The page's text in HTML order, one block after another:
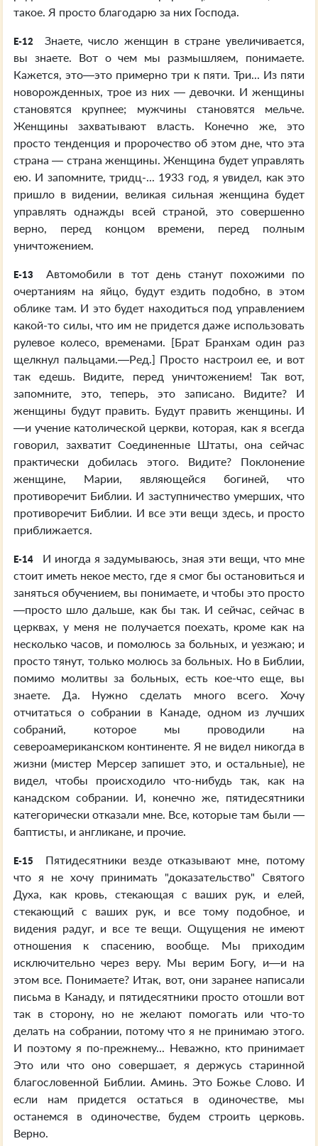
такое. Я просто благодарю за них Господа.
E-12
Знаете, число женщин в стране увеличивается,
вы знаете. Вот о чем мы размышляем, понимаете.
Кажется, это—это примерно три к пяти. Три... Из пяти
новорожденных, трое из них — девочки. И женщины
становятся крупнее; мужчины становятся мельче.
Женщины захватывают власть. Конечно же, это
просто тенденция и пророчество об этом дне, что эта
страна — страна женщины. Женщина будет управлять
ею. И запомните, тридц-... 1933 год, я увидел, как это
пришло в видении, великая сильная женщина будет
управлять однажды всей страной, это совершенно
верно, перед концом времени, перед полным
уничтожением.
E-13
Автомобили в тот день станут похожими по
очертаниям на яйцо, будут ездить подобно, в этом
облике там. И это будет находиться под управлением
какой-то силы, что им не придется даже использовать
рулевое колесо, временами. [Брат Бранхам один раз
щелкнул пальцами.—Ред.] Просто настроил ее, и вот
так едешь. Видите, перед уничтожением! Так вот,
запомните, это, теперь, это записано. Видите? И
женщины будут править. Будут править женщины. И
—и учение католической церкви, которая, как я всегда
говорил, захватит Соединенные Штаты, она сейчас
практически добилась этого. Видите? Поклонение
женщине, Марии, являющейся богиней, что
противоречит Библии. И заступничество умерших, что
противоречит Библии. И все эти вещи здесь, и просто
приближается.
E-14
И иногда я задумываюсь, зная эти вещи, что мне
стоит иметь некое место, где я смог бы остановиться и
заняться обучением, вы понимаете, и чтобы это просто
—просто шло дальше, как бы так. И сейчас, сейчас в
церквах, у меня не получается поехать, кроме как на
несколько часов, и помолюсь за больных, и уезжаю; и
просто тянут, только молюсь за больных. Но в Библии,
помимо молитвы за больных, есть кое-что еще, вы
знаете. Да. Нужно сделать много всего. Хочу
отчитаться о собрании в Канаде, одном из лучших
собраний, которое мы проводили на
североамериканском континенте. Я не видел никогда в
жизни (мистер Мерсер запишет это, и остальные), не
видел, чтобы происходило что-нибудь так, как на
канадском собрании. И, конечно же, пятидесятники
категорически отказали мне. Все, которые там были —
баптисты, и англикане, и прочие.
E-15
Пятидесятники везде отказывают мне, потому
что я не хочу принимать "доказательство" Святого
Духа, как кровь, стекающая с ваших рук, и елей,
стекающий с ваших рук, и все тому подобное, и
видения радуг, и все те вещи. Ощущения не имеют
отношения к спасению, вообще. Мы приходим
исключительно через веру. Мы верим Богу, и—и на
этом все. Понимаете? Итак, вот, они заранее написали
письма в Канаду, и пятидесятники просто отошли вот
так в сторону, но не желают помогать или что-то
делать на собрании, потому что я не принимаю этого.
И поэтому я по-прежнему... Неважно, кто принимает
Это или что оно совершает, я держусь старинной
благословенной Библии. Аминь. Это Божье Слово. И
если нам придется остаться в одиночестве, мы
останемся в одиночестве, будем строить церковь.
Верно.